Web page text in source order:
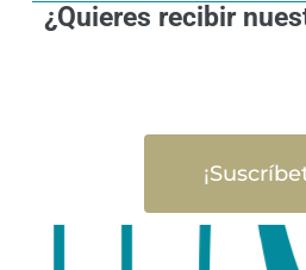
¿Quieres recibir